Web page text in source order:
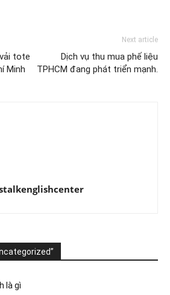
tote
Minh
Next article
Dịch vụ thu mua phế liệu
TPHCM đang phát triển mạnh.
là gì